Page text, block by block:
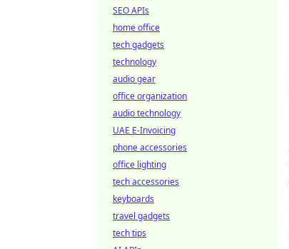
SEO APIs
home office
tech gadgets
technology
audio gear
office organization
audio technology
UAE E-Invoicing
phone accessories
office lighting
tech accessories
keyboards
travel gadgets
tech tips